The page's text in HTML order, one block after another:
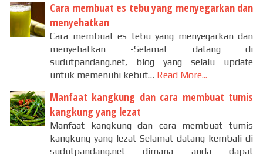
Cara membuat es tebu yang menyegarkan dan
menyehatkan
Cara membuat es tebu yang menyegarkan dan
menyehatkan -Selamat datang di
sudutpandang.net, blog yang selalu update
untuk memenuhi kebut… Read More...
Manfaat kangkung dan cara membuat tumis
kangkung yang lezat
Manfaat kangkung dan cara membuat tumis
kangkung yang lezat-Selamat datang kembali di
sudutpandang.net dimana anda dapat